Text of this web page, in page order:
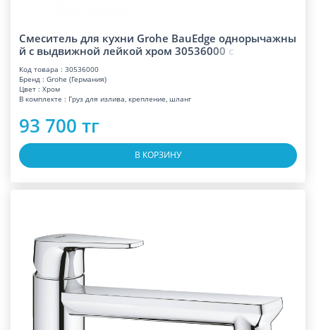
Смеситель для кухни Grohe BauEdge однорычажны
й с выдвижной лейкой хром 30536000 с
Код товара : 30536000
Бренд : Grohe (Германия)
Цвет : Хром
В комплекте : Груз для излива, крепление, шланг
93 700 тг
В КОРЗИНУ